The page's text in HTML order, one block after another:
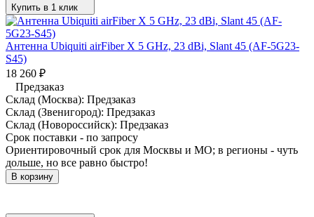
Купить в 1 клик
Антенна Ubiquiti airFiber X 5 GHz, 23 dBi, Slant 45 (AF-5G23-
S45)
18 260 ₽
Предзаказ
Склад (Москва): Предзаказ
Склад (Звенигород): Предзаказ
Склад (Новороссийск): Предзаказ
Срок поставки - по запросу
Ориентировочный срок для Москвы и МО; в регионы - чуть
дольше, но все равно быстро!
В корзину